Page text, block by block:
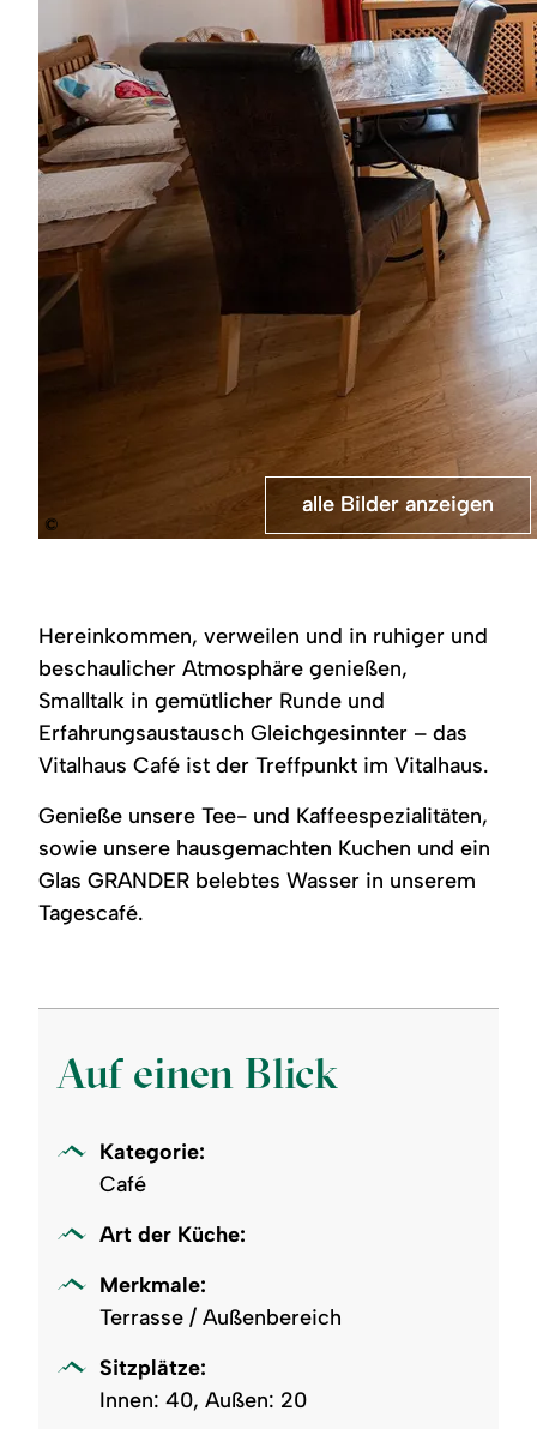
©
Edelsteinen,
Salzprodukten,
Räucherwaren
Produkten
aus
der
Region.
alle Bilder anzeigen
Kuchen
auf
einem
gemütlichen
Tische
im
Café
Fischen.
alle Bilder anzeigen
Hereinkommen, verweilen und in ruhiger und
beschaulicher Atmosphäre genießen,
Smalltalk in gemütlicher Runde und
Erfahrungsaustausch Gleichgesinnter – das
Vitalhaus Café ist der Treffpunkt im Vitalhaus.
Genieße unsere Tee- und Kaffeespezialitäten,
sowie unsere hausgemachten Kuchen und ein
Glas GRANDER belebtes Wasser in unserem
Tagescafé.
Auf einen Blick
Kategorie:
Café
Art der Küche:
Merkmale:
Terrasse / Außenbereich
Sitzplätze:
Innen: 40, Außen: 20